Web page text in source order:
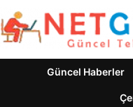
Güncel Haberler